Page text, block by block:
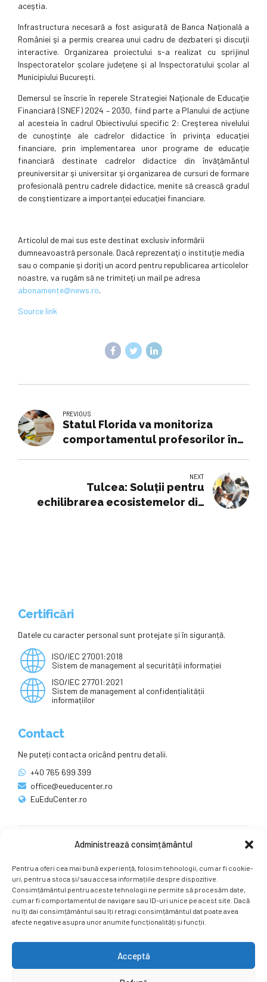
Administrează consimțământul
Pentru a oferi cea mai bună experiență, folosim tehnologii, cum ar fi cookie-
uri, pentru a stoca și/sau accesa informațiile despre dispozitive.
Consimțământul pentru aceste tehnologii ne permite să procesăm date,
cum ar fi comportamentul de navigare sau ID-uri unice pe acest site. Dacă
nu îți dai consimțământul sau îți retragi consimțământul dat poate avea
afecte negative asupra unor anumite funcționalități și funcții.
Acceptă
aceştia.
Infrastructura necesară a fost asigurată de Banca Naţională a
României şi a permis crearea unui cadru de dezbateri şi discuţii
interactive. Organizarea proiectului s-a realizat cu sprijinul
Inspectoratelor şcolare judeţene şi al Inspectoratului şcolar al
Municipiului Bucureşti.
Demersul se înscrie în reperele Strategiei Naţionale de Educaţie
Financiară (SNEF) 2024 – 2030, fiind parte a Planului de acţiune
al acesteia în cadrul Obiectivului specific 2: Creşterea nivelului
de cunoştinţe ale cadrelor didactice în privinţa educaţiei
financiare, prin implementarea unor programe de educaţie
financiară destinate cadrelor didactice din învăţământul
preuniversitar şi universitar şi organizarea de cursuri de formare
profesională pentru cadrele didactice, menite să crească gradul
de conştientizare a importanţei educaţiei financiare.
Articolul de mai sus este destinat exclusiv informării
dumneavoastră personale. Dacă reprezentaţi o instituţie media
sau o companie şi doriţi un acord pentru republicarea articolelor
noastre, va rugăm să ne trimiteţi un mail pe adresa
abonamente@news.ro.
Source link
PREVIOUS
Statul Florida va monitoriza
comportamentul profesorilor în
NEXT
Tulcea: Soluții pentru
echilibrarea ecosistemelor din
Certificări
Datele cu caracter personal sunt protejate și în siguranță.
ISO/IEC 27001:2018
Sistem de management al securității informației
ISO/IEC 27701:2021
Sistem de management al confidențialității
informațiilor
Contact
Ne puteți contacta oricând pentru detalii.
+40 765 699 399
office@eueducenter.ro
EuEduCenter.ro
Ne puteți găsi și pe rețelele sociale.